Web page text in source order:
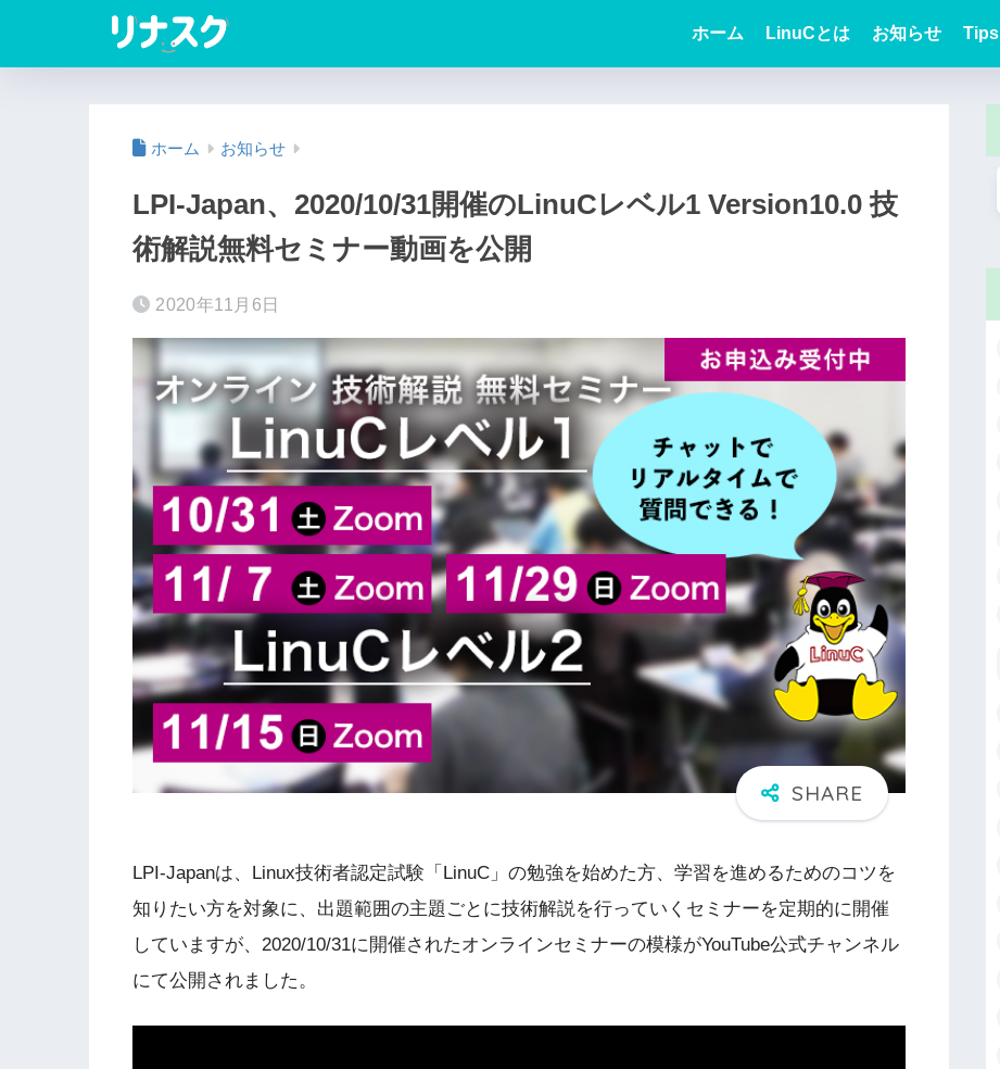
ホーム LinuCとは お知らせ Tips
ホーム お知らせ
LPI-Japan、2020/10/31開催のLinuCレベル1 Version10.0 技
術解説無料セミナー動画を公開
2020年11月6日
LPI-Japanは、Linux技術者認定試験「LinuC」の勉強を始めた方、学習を進めるためのコツを
知りたい方を対象に、出題範囲の主題ごとに技術解説を行っていくセミナーを定期的に開催
していますが、2020/10/31に開催されたオンラインセミナーの模様がYouTube公式チャンネル
にて公開されました。